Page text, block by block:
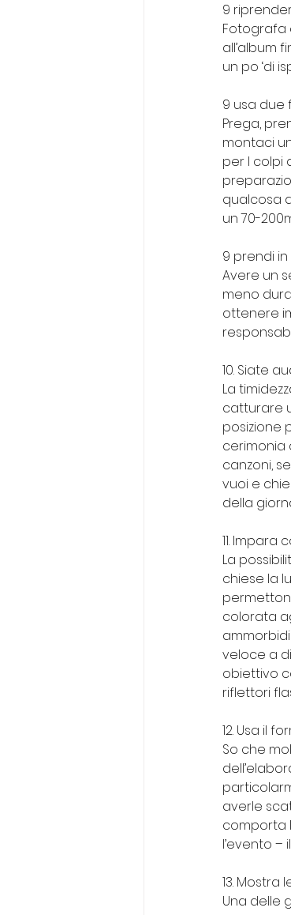
9
Fotografa
all’album
un po ‘di
9 usa
Prega,
montaci
per I colpi
qualcosa
un 70-
9 prendi
Avere un
meno
ottenere
10. Siate
La
catturare
posizione
cerimonia
canzoni,
vuoi e
della
11.
La
chiese la
colorata
veloce a
obiettivo
riflettori
12. Usa il
So che
averle
comporta
l’evento
13.
Una delle